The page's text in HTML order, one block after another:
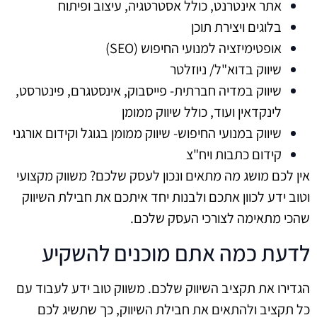
אתר אינטרנט, כולל אסטרטגיה, עיצוב ופיתוח
בלוגים ויצירת תוכן
אופטימיזציה למנועי החיפוש (SEO)
שיווק בדוא"ל/ ניוזלטר
שיווק במדיה חברתית- פייסבוק, אינסטגרם, פינטרסט,
לינקדאין ועוד, כולל שיווק ממומן
שיווק במנועי החיפוש- שיווק ממומן בגוגל וקידום אורגני
קידום כתבות ויח"צ
אין לכם מושג מה מתאים ונכון לעסק שלכם? משווק מקצועי
וטוב ידע לכוון אתכם ולבנות יחד איתכם את חבילת השיווק
שהכי מתאימה לצורכי העסק שלכם.
לדעת כמה אתם מוכנים להשקיע
הגדירו את תקציב השיווק שלכם. משווק טוב ידע לעבוד עם
כל תקציב ולהתאים את חבילת השיווק, כך שתשיג לכם